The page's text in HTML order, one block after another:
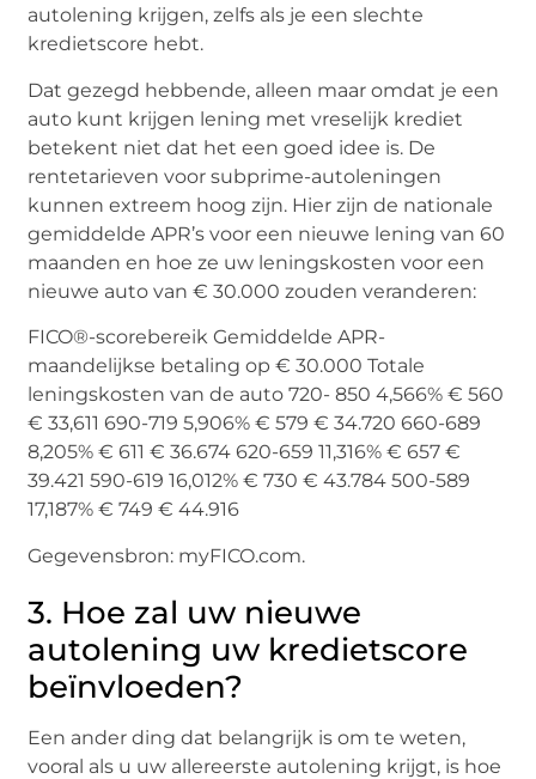
autolening krijgen, zelfs als je een slechte
kredietscore hebt.
Dat gezegd hebbende, alleen maar omdat je een
auto kunt krijgen lening met vreselijk krediet
betekent niet dat het een goed idee is. De
rentetarieven voor subprime-autoleningen
kunnen extreem hoog zijn. Hier zijn de nationale
gemiddelde APR’s voor een nieuwe lening van 60
maanden en hoe ze uw leningskosten voor een
nieuwe auto van € 30.000 zouden veranderen:
FICO®-scorebereik Gemiddelde APR-
maandelijkse betaling op € 30.000 Totale
leningskosten van de auto 720- 850 4,566% € 560
€ 33,611 690-719 5,906% € 579 € 34.720 660-689
8,205% € 611 € 36.674 620-659 11,316% € 657 €
39.421 590-619 16,012% € 730 € 43.784 500-589
17,187% € 749 € 44.916
Gegevensbron: myFICO.com.
3. Hoe zal uw nieuwe
autolening uw kredietscore
beïnvloeden?
Een ander ding dat belangrijk is om te weten,
vooral als u uw allereerste autolening krijgt, is hoe